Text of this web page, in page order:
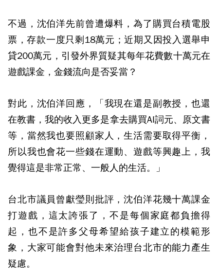
不過，沈伯洋先前曾遭爆料，為了購買台積電股
票，存款一度只剩18萬元；近期又因投入選舉申
貸200萬元，引發外界質疑其每年花費數十萬元在
遊戲課金，金錢流向是否妥當？
對此，沈伯洋回應，「我現在還是副教授，也還
在教書，我的收入更多是拿去購買AI詞元、原文書
等，當然我也要照顧家人，生活需要取得平衡，
所以我也會花一些錢在運動、遊戲等興趣上，我
覺得這是非常正常、一般人的生活。」
台北市議員曾獻瑩則批評，沈伯洋花幾十萬課金
打遊戲，這太誇張了，不是每個家庭都負擔得
起，也不是許多父母希望給孩子建立的模範形
象，大家可能會對他未來治理台北市的能力產生
疑慮。